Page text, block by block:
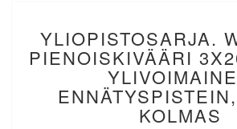
WVU-
VMI.
3X20LS.
WVU
YLIOPISTOSARJA.
PIENOISKIVÄÄRI
KOLMAS